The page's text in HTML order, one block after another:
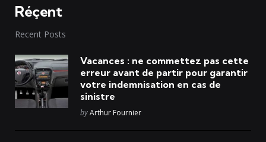
Réçent
Recent Posts
Vacances : ne commettez pas cette
erreur avant de partir pour garantir
votre indemnisation en cas de
sinistre
Posted
byArthur Fournier